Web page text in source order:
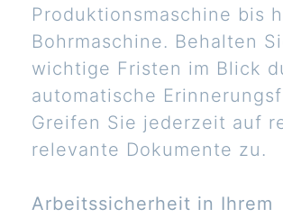
Produktionsmaschine bis
Bohrmaschine. Behalten
wichtige Fristen im Blick
automatische
Greifen Sie jederzeit auf
relevante Dokumente zu.
Arbeitssicherheit in Ihrem